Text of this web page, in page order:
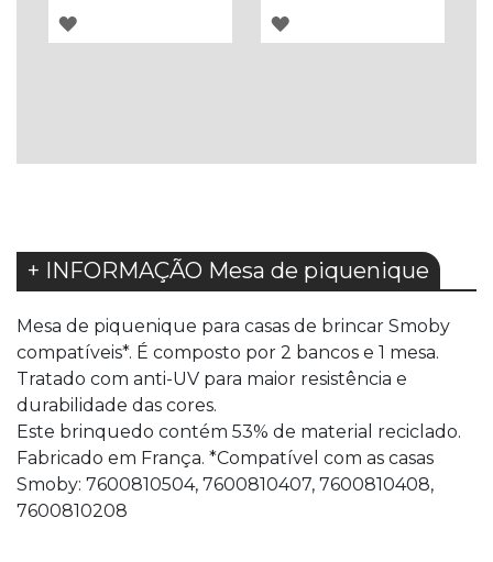
ADICIONAR
ADICIONAR
+ INFORMAÇÃO Mesa de piquenique
Mesa de piquenique para casas de brincar Smoby
compatíveis*. É composto por 2 bancos e 1 mesa.
Tratado com anti-UV para maior resistência e
durabilidade das cores.
Este brinquedo contém 53% de material reciclado.
Fabricado em França. *Compatível com as casas
Smoby: 7600810504, 7600810407, 7600810408,
7600810208